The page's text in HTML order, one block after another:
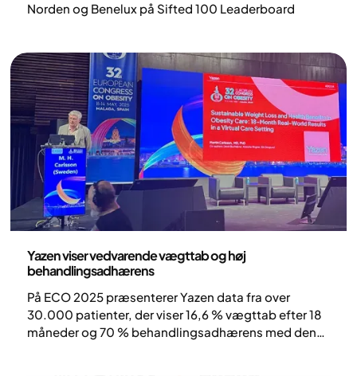
Norden og Benelux på Sifted 100 Leaderboard
Yazen viser vedvarende vægttab og høj
behandlingsadhærens
På ECO 2025 præsenterer Yazen data fra over
30.000 patienter, der viser 16,6 % vægttab efter 18
måneder og 70 % behandlingsadhærens med den